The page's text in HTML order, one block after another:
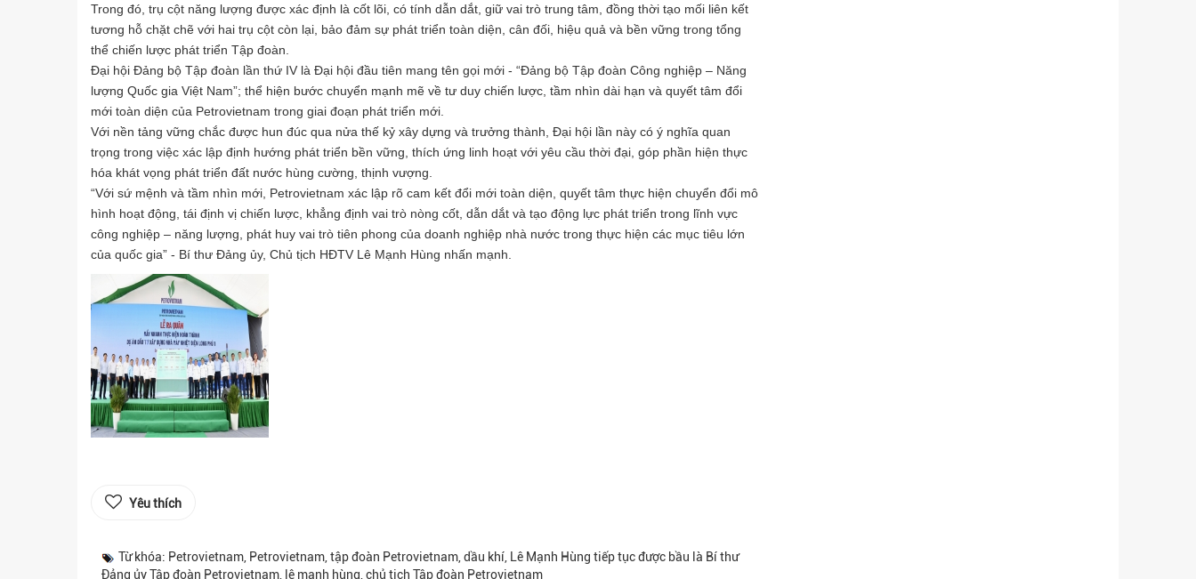
Trong đó, trụ cột năng lượng được xác định là cốt lõi, có tính dẫn dắt, giữ vai trò trung tâm, đồng thời tạo mối liên kết
tương hỗ chặt chẽ với hai trụ cột còn lại, bảo đảm sự phát triển toàn diện, cân đối, hiệu quả và bền vững trong tổng
thể chiến lược phát triển Tập đoàn.
Đại hội Đảng bộ Tập đoàn lần thứ IV là Đại hội đầu tiên mang tên gọi mới - “Đảng bộ Tập đoàn Công nghiệp – Năng
lượng Quốc gia Việt Nam”; thể hiện bước chuyển mạnh mẽ về tư duy chiến lược, tầm nhìn dài hạn và quyết tâm đổi
mới toàn diện của Petrovietnam trong giai đoạn phát triển mới.
Với nền tảng vững chắc được hun đúc qua nửa thế kỷ xây dựng và trưởng thành, Đại hội lần này có ý nghĩa quan
trọng trong việc xác lập định hướng phát triển bền vững, thích ứng linh hoạt với yêu cầu thời đại, góp phần hiện thực
hóa khát vọng phát triển đất nước hùng cường, thịnh vượng.
“Với sứ mệnh và tầm nhìn mới, Petrovietnam xác lập rõ cam kết đổi mới toàn diện, quyết tâm thực hiện chuyển đổi mô
hình hoạt động, tái định vị chiến lược, khẳng định vai trò nòng cốt, dẫn dắt và tạo động lực phát triển trong lĩnh vực
công nghiệp – năng lượng, phát huy vai trò tiên phong của doanh nghiệp nhà nước trong thực hiện các mục tiêu lớn
của quốc gia” - Bí thư Đảng ủy, Chủ tịch HĐTV Lê Mạnh Hùng nhấn mạnh.
Yêu thích
Từ khóa: Petrovietnam, Petrovietnam, tập đoàn Petrovietnam, dầu khí, Lê Mạnh Hùng tiếp tục được bầu là Bí thư
Đảng ủy Tập đoàn Petrovietnam, lê mạnh hùng, chủ tịch Tập đoàn Petrovietnam